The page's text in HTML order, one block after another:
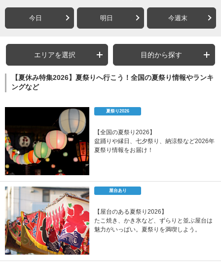
今日 明日 今週末
エリアを選択 目的から探す
【夏休み特集2026】夏祭りへ行こう！全国の夏祭り情報やランキ
ングなど
夏祭り2026
【全国の夏祭り2026】
盆踊りや縁日、七夕祭り、納涼祭など2026年
夏祭り情報をお届け！
屋台あり
【屋台のある夏祭り2026】
たこ焼き、かき氷など、ずらりと並ぶ屋台は
魅力がいっぱい。夏祭りを満喫しよう。